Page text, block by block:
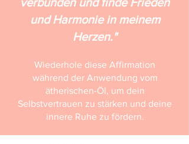
und Harmonie in meinem
Herzen."
Wiederhole diese Affirmation
während der Anwendung vom
ätherischen-Öl, um dein
Selbstvertrauen zu stärken und deine
innere Ruhe zu fördern.